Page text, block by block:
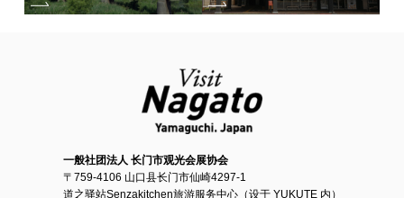
一般社团法人 长门市观光会展协会
〒759-4106 山口县长门市仙崎4297-1
道之驿站Senzakitchen旅游服务中心（设于 YUKUTE 内）